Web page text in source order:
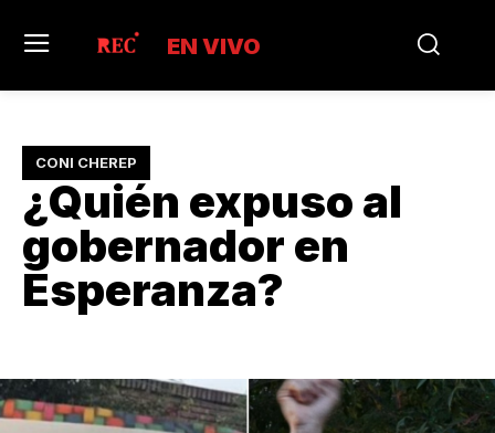
EN VIVO
CONI CHEREP
¿Quién expuso al
gobernador en
Esperanza?